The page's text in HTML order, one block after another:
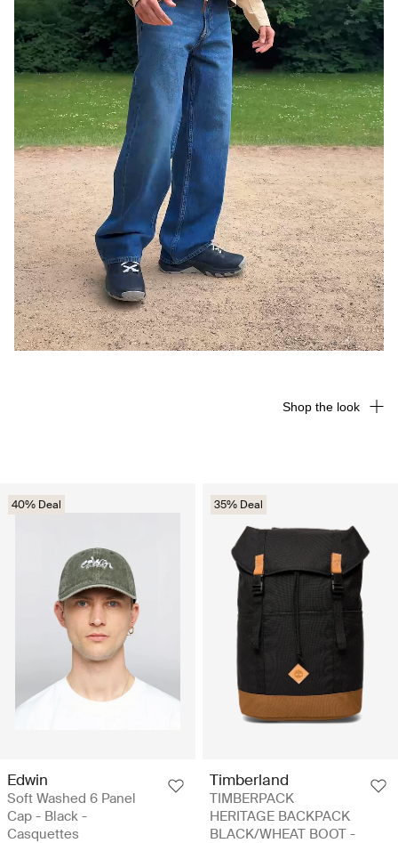
40% Deal
Edwin
Soft Washed 6 Panel
Cap - Black -
Casquettes
35% Deal
Timberland
TIMBERPACK
HERITAGE BACKPACK
BLACK/WHEAT BOOT -
Shop the look